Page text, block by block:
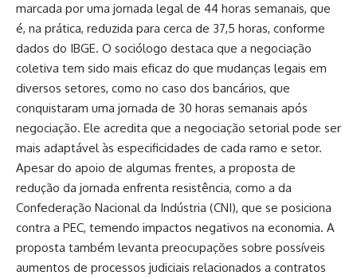
marcada por uma jornada legal de 44 horas semanais, que
é, na prática, reduzida para cerca de 37,5 horas, conforme
dados do IBGE. O sociólogo destaca que a negociação
coletiva tem sido mais eficaz do que mudanças legais em
diversos setores, como no caso dos bancários, que
conquistaram uma jornada de 30 horas semanais após
negociação. Ele acredita que a negociação setorial pode ser
mais adaptável às especificidades de cada ramo e setor.
Apesar do apoio de algumas frentes, a proposta de
redução da jornada enfrenta resistência, como a da
Confederação Nacional da Indústria (CNI), que se posiciona
contra a PEC, temendo impactos negativos na economia. A
proposta também levanta preocupações sobre possíveis
aumentos de processos judiciais relacionados a contratos